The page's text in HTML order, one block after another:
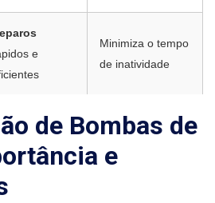
e
Minimiza o tempo
de inatividade
de Bombas de
e